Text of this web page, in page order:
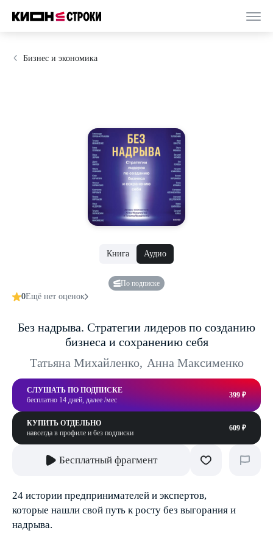
Бизнес и экономика
Книга Аудио
По подписке
0Ещё нет оценок
Без надрыва. Стратегии лидеров по созданию
бизнеса и сохранению себя
Татьяна Михайленко, Анна Максименко
СЛУШАТЬ ПО ПОДПИСКЕ
бесплатно 14 дней, далее /мес
399 ₽
КУПИТЬ ОТДЕЛЬНО
навсегда в профиле и без подписки
609 ₽
Бесплатный фрагмент
24 истории предпринимателей и экспертов,
которые нашли свой путь к росту без выгорания и
надрыва.